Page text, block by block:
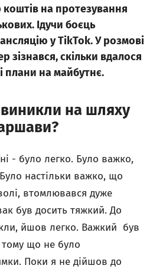
на протезування
Ідучи боєць
у TikTok. У розмові
зізнався, скільки вдалося
плани на майбутнє.
на шляху
- було легко. Було важко,
настільки важко, що
втомлювався дуже
був досить тяжкий. До
йшов легко. Важкий був
тому що не було
Поки я не дійшов до